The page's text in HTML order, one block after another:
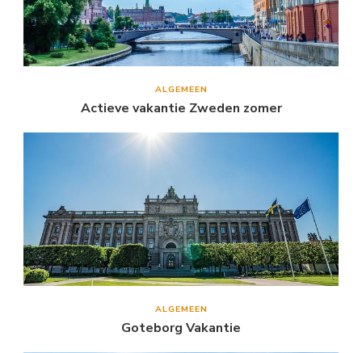
ALGEMEEN
Actieve vakantie Zweden zomer
ALGEMEEN
Goteborg Vakantie